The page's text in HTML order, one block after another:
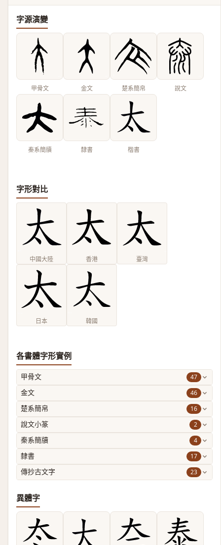
字源演變
甲骨文 金文 楚系簡帛 說文
秦系簡牘 隸書 楷書
字形對比
中國大陸 香港 臺灣
日本 韓國
各書體字形實例
甲骨文 47
金文 46
楚系簡帛 16
說文小篆 2
秦系簡牘 4
隸書 17
傳抄古文字 23
異體字